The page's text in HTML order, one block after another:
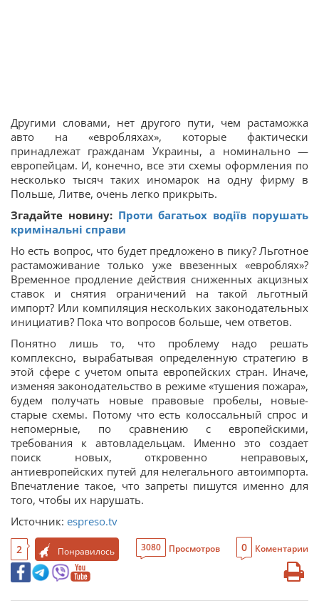
Другими словами, нет другого пути, чем растаможка
авто на «евробляхах», которые фактически
принадлежат гражданам Украины, а номинально —
европейцам. И, конечно, все эти схемы оформления по
несколько тысяч таких иномарок на одну фирму в
Польше, Литве, очень легко прикрыть.
Згадайте новину: Проти багатьох водіїв порушать
кримінальні справи
Но есть вопрос, что будет предложено в пику? Льготное
растаможивание только уже ввезенных «евроблях»?
Временное продление действия сниженных акцизных
ставок и снятия ограничений на такой льготный
импорт? Или компиляция нескольких законодательных
инициатив? Пока что вопросов больше, чем ответов.
Понятно лишь то, что проблему надо решать
комплексно, вырабатывая определенную стратегию в
этой сфере с учетом опыта европейских стран. Иначе,
изменяя законодательство в режиме «тушения пожара»,
будем получать новые правовые пробелы, новые-
старые схемы. Потому что есть колоссальный спрос и
непомерные, по сравнению с европейскими,
требования к автовладельцам. Именно это создает
поиск новых, откровенно неправовых,
антиевропейских путей для нелегального автоимпорта.
Впечатление такое, что запреты пишутся именно для
того, чтобы их нарушать.
Источник: espreso.tv
2 Понравилось 3080 Просмотров 0 Коментарии